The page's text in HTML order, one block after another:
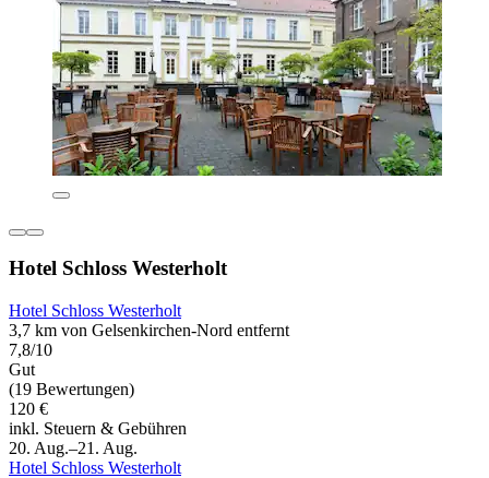
Hotel Schloss Westerholt
Hotel Schloss Westerholt
3,7 km von Gelsenkirchen-Nord entfernt
7,8/10
Gut
(19 Bewertungen)
120 €
inkl. Steuern & Gebühren
20. Aug.–21. Aug.
Hotel Schloss Westerholt